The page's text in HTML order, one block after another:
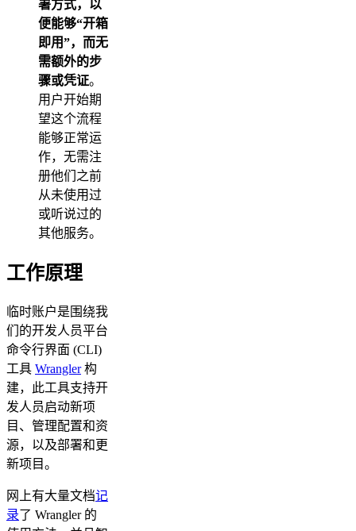
署方式，以
便能够“开箱
即用”，而无
需额外的步
骤或凭证。
用户开始期
望这个流程
能够正常运
作，无需注
册他们之前
从未使用过
或听说过的
其他服务。
工作原理
临时账户是围绕我
们的开发人员平台
命令行界面 (CLI)
工具 Wrangler构
建，此工具支持开
发人员启动新项
目、管理配置和资
源，以及部署和更
新项目。
网上有大量文档记
录了 Wrangler 的